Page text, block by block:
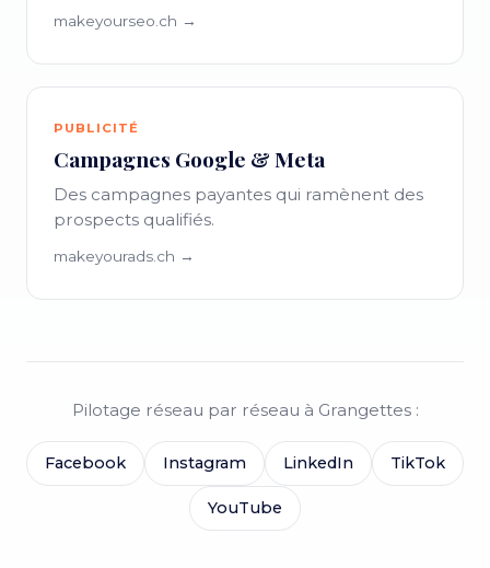
makeyourseo.ch →
PUBLICITÉ
Campagnes Google & Meta
Des campagnes payantes qui ramènent des
prospects qualifiés.
makeyourads.ch →
Pilotage réseau par réseau à Grangettes :
Facebook Instagram LinkedIn TikTok
YouTube